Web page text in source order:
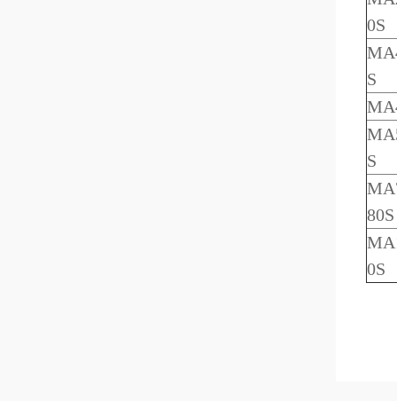
0S
S
S
80S
0S